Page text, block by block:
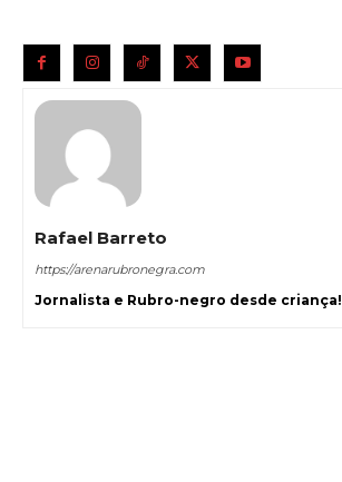
Rafael Barreto
https://arenarubronegra.com
Jornalista e Rubro-negro desde criança!